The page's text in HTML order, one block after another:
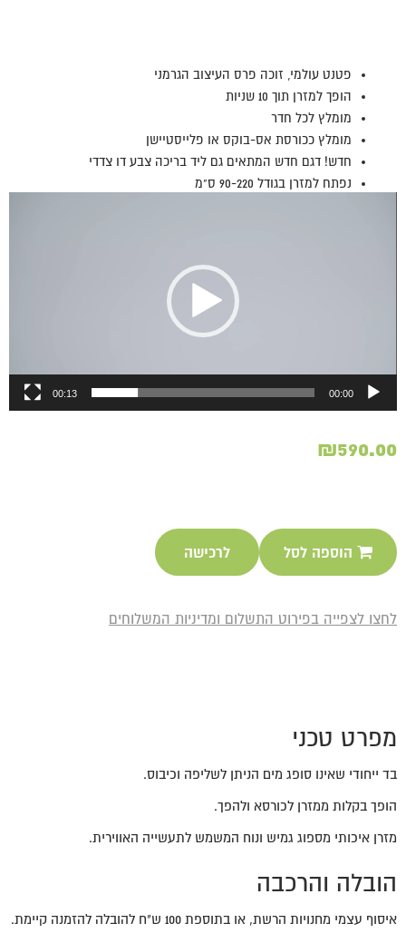
פטנט עולמי, זוכה פרס העיצוב הגרמני
הופך למזרן תוך 10 שניות
מומלץ לכל חדר
מומלץ ככורסת אס-בוקס או פלייסטיישן
חדש! דגם חדש המתאים גם ליד בריכה צבע דו צדדי
נפתח למזרן בגודל 90-220 ס"מ
00:00
00:13
₪590.00
הוספה לסל לרכישה
לחצו לצפייה בפירוט התשלום ומדיניות המשלוחים
מפרט טכני
בד ייחודי שאינו סופג מים הניתן לשליפה וכיבוס.
הופך בקלות ממזרן לכורסא ולהפך.
מזרן איכותי מספוג גמיש ונוח המשמש לתעשייה האווירית.
הובלה והרכבה
איסוף עצמי מחנויות הרשת, או בתוספת 100 ש"ח להובלה להזמנה קיימת.